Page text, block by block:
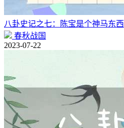
八卦史记之七：陈宝是个神马东西
春秋战国
2023-07-22